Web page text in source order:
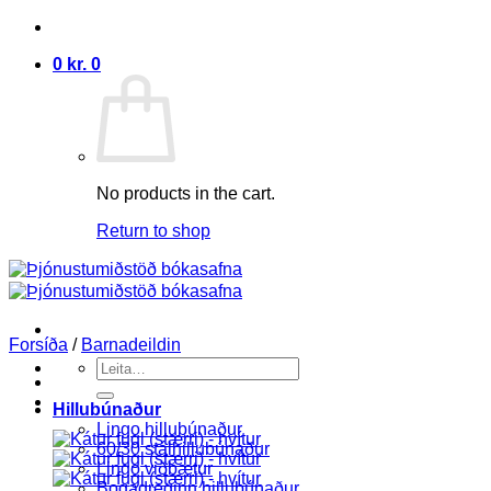
Skip
content
0 kr. 0
No products in the cart.
Return to shop
Search
for:
Hillubúnaður
Lingo hillubúnaður
60/30 stálhillubúnaður
Lingo viðbætur
Forsíða / Barnadeildin